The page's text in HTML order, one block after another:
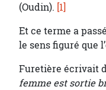
(Oudin). [1]
Et ce terme a
le sens figuré que
Furetière écrivait
femme est sortie